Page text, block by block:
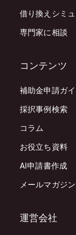
借り換えシミ
専門家に相談
コンテンツ
補助金申請ガ
採択事例検索
コラム
お役立ち資料
AI申請書作成
メールマガジン
運営会社